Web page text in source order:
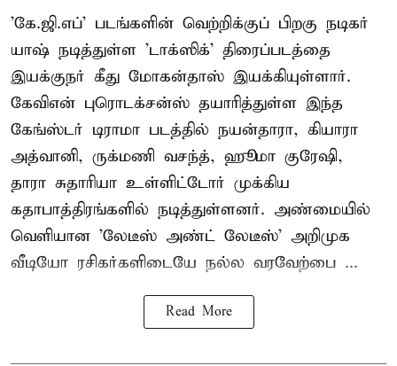
'கே.ஜி.எப்' படங்களின் வெற்றிக்குப் பிறகு நடிகர்
யாஷ் நடித்துள்ள 'டாக்ஸிக்' திரைப்படத்தை
இயக்குநர் கீது மோகன்தாஸ் இயக்கியுள்ளார்.
கேவிஎன் புரொடக்சன்ஸ் தயாரித்துள்ள இந்த
கேங்ஸ்டர் டிராமா படத்தில் நயன்தாரா, கியாரா
அத்வானி, ருக்மணி வசந்த், ஹூமா குரேஷி,
தாரா சுதாரியா உள்ளிட்டோர் முக்கிய
கதாபாத்திரங்களில் நடித்துள்ளனர். அண்மையில்
வெளியான 'லேடீஸ் அண்ட் லேடீஸ்' அறிமுக
வீடியோ ரசிகர்களிடையே நல்ல வரவேற்பை ...
Read More